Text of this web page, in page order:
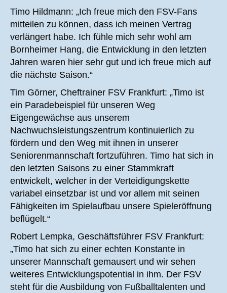
Timo Hildmann: „Ich freue mich den FSV-Fans
mitteilen zu können, dass ich meinen Vertrag
verlängert habe. Ich fühle mich sehr wohl am
Bornheimer Hang, die Entwicklung in den letzten
Jahren waren hier sehr gut und ich freue mich auf
die nächste Saison.“
Tim Görner, Cheftrainer FSV Frankfurt: „Timo ist
ein Paradebeispiel für unseren Weg
Eigengewächse aus unserem
Nachwuchsleistungszentrum kontinuierlich zu
fördern und den Weg mit ihnen in unserer
Seniorenmannschaft fortzuführen. Timo hat sich in
den letzten Saisons zu einer Stammkraft
entwickelt, welcher in der Verteidigungskette
variabel einsetzbar ist und vor allem mit seinen
Fähigkeiten im Spielaufbau unsere Spieleröffnung
beflügelt.“
Robert Lempka, Geschäftsführer FSV Frankfurt:
„Timo hat sich zu einer echten Konstante in
unserer Mannschaft gemausert und wir sehen
weiteres Entwicklungspotential in ihm. Der FSV
steht für die Ausbildung von Fußballtalenten und